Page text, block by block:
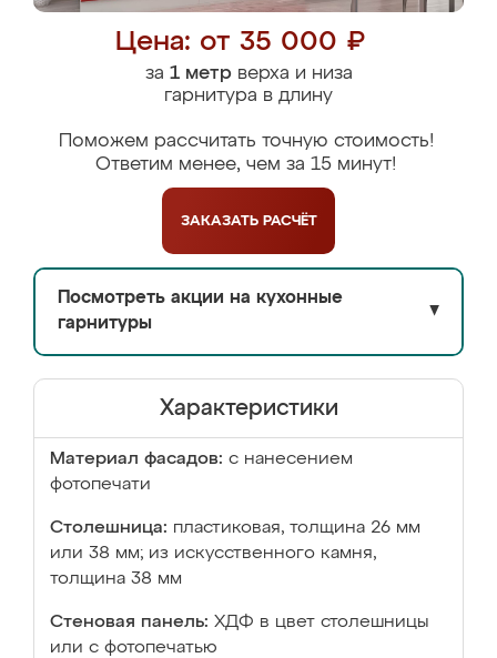
Цена: от 35 000 ₽
за 1 метрверха и низа
гарнитура в длину
Поможем рассчитать точную стоимость!
Ответим менее, чем за 15 минут!
ЗАКАЗАТЬ РАСЧЁТ
Посмотреть акции на кухонные
гарнитуры
▼
Характеристики
Материал фасадов: с нанесением
фотопечати
Столешница: пластиковая, толщина 26 мм
или 38 мм; из искусственного камня,
толщина 38 мм
Стеновая панель: ХДФ в цвет столешницы
или с фотопечатью